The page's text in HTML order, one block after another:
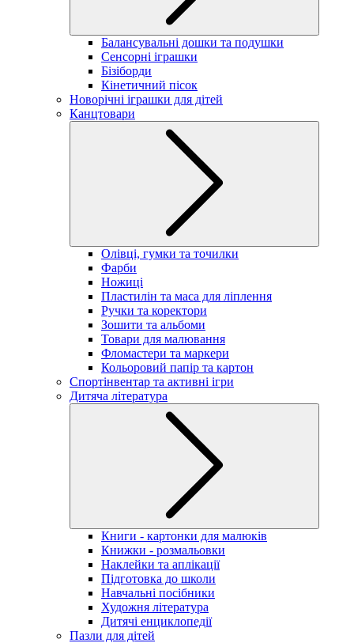
Балансувальні дошки та подушки
Сенсорні іграшки
Бізіборди
Кінетичний пісок
Новорічні іграшки для дітей
Канцтовари
Олівці, гумки та точилки
Фарби
Ножиці
Пластилін та маса для ліплення
Ручки та коректори
Зошити та альбоми
Товари для малювання
Фломастери та маркери
Кольоровий папір та картон
Спортінвентар та активні ігри
Дитяча література
Книги - картонки для малюків
Книжки - розмальовки
Наклейки та аплікації
Підготовка до школи
Навчальні посібники
Художня література
Дитячі енциклопедії
Пазли для дітей